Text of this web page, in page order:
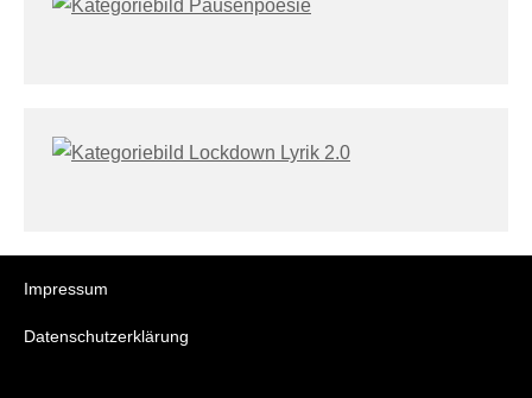
Impressum
Datenschutzerklärung